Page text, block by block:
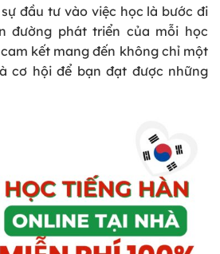
đầu tư vào việc học là bước đi
đường phát triển của mỗi học
cam kết mang đến không chỉ một
cơ hội để bạn đạt được những